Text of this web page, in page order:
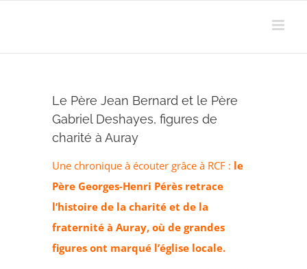
contenu
Le Père Jean Bernard et le Père
Gabriel Deshayes, figures de
charité à Auray
Une chronique à écouter grâce à RCF : le
Père Georges-Henri Pérès retrace
l’histoire de la charité et de la
fraternité à Auray, où de grandes
figures ont marqué l’église locale.